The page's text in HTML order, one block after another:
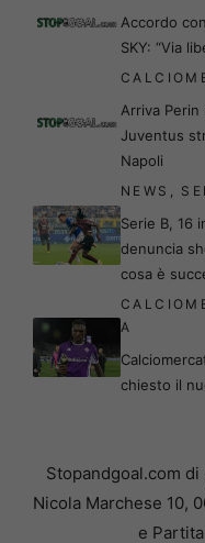
Accordo
SKY: “Via
Arriva
Juventus
Napoli
NEWS
Serie B, 16
denuncia
cosa è
A
chiesto il
Stopandgoal.com
Nicola Marchese 10,
e